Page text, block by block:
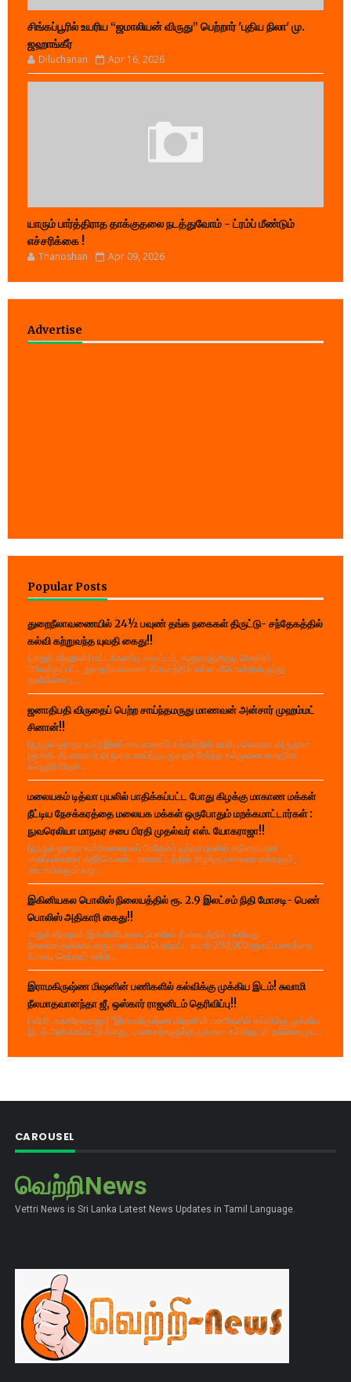
சிங்கப்பூரில் உயரிய “ஜமாலியன் விருது” பெற்றார் 'புதிய நிலா' மு.
ஜஹாங்கீர்
Diluchanan Apr 16, 2026
யாரும் பார்த்திராத தாக்குதலை நடத்துவோம் - ட்ரம்ப் மீண்டும்
எச்சரிக்கை !
Thanoshan Apr 09, 2026
Advertise
Popular Posts
துறைநீலாவணையில் 24½ பவுண் தங்க நகைகள் திருட்டு- சந்தேகத்தில்
கல்வி கற்றுவந்த யுவதி கைது!!
(பாறுக் ஷிஹான்) மட்டக்களப்பு மாவட்டம், களுவாஞ்சிகுடி பொலிஸ்
பிரிவுக்குட்பட்ட துறைநீலாவணை கிராமத்தில் உள்ள வீடொன்றிலிருந்து
தாலிக்கொடி,...
ஜனாதிபதி விருதைப் பெற்ற சாய்ந்தமருது மாணவன் அன்சார் முஹம்மட்
சினான்!!
(நூருல் ஹுதா உமர்) இலங்கை சாரணர் சங்கத்தின் உயரிய கௌரவ விருதான
ஜனாதிபதி சாரணர் விருதை சாய்ந்தமருதைச் சேர்ந்த கல்முனை ஸாஹிரா
கல்லூரி (தேசி...
மலையகம் டித்வா புயலில் பாதிக்கப்பட்ட போது கிழக்கு மாகாண மக்கள்
நீட்டிய நேசக்கரத்தை மலையக மக்கள் ஒருபோதும் மறக்கமாட்டார்கள் :
நுவரெலியா மாநகர சபை பிரதி முதல்வர் எஸ். யோகராஜா!!
(நூருல் ஹுதா உமர்) மலையகப் பிரதேசம் டித்வா புயலில் கடுமையான
பாதிப்புக்களை எதிர்கொண்ட காலகட்டத்தில் கிழக்கு மாகாண மக்களும்,
ஊடகங்களும் வழ...
இகினியகல பொலிஸ் நிலையத்தில் ரூ. 2.9 இலட்சம் நிதி மோசடி- பெண்
பொலிஸ் அதிகாரி கைது!!
பாறுக் ஷிஹான் இங்கினியாகல பொலிஸ் நிலையத்தில் பல்வேறு
சேவைகளுக்காக வருமானமாகப் பெறப்பட்ட சுமார் 290,000 ரூபாய் பணத்தை
மோசடி செய்தார் என்ற...
இராமகிருஷ்ண மிஷனின் பணிகளில் கல்விக்கு முக்கிய இடம்! சுவாமி
நீலமாதவானந்தா ஜீ, ஒஸ்கார் ராஜனிடம் தெரிவிப்பு!!
( வி.ரி. சகாதேவராஜா) "இராமகிருஷ்ண மிஷனின் பணிகளில் கல்விக்கு முக்கிய
இடம் அளிக்கப்பட்டுள்ளது. மாணவர்களுக்கு தரமான கல்வியுடன் நல்லொழுக...
CAROUSEL
வெற்றிNews
Vettri News is Sri Lanka Latest News Updates in Tamil Language.